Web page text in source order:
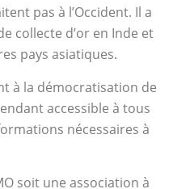
pas à l’Occident. Il a
collecte d’or en Inde et
pays asiatiques.
à la démocratisation de
accessible à tous
nécessaires à
soit une association à